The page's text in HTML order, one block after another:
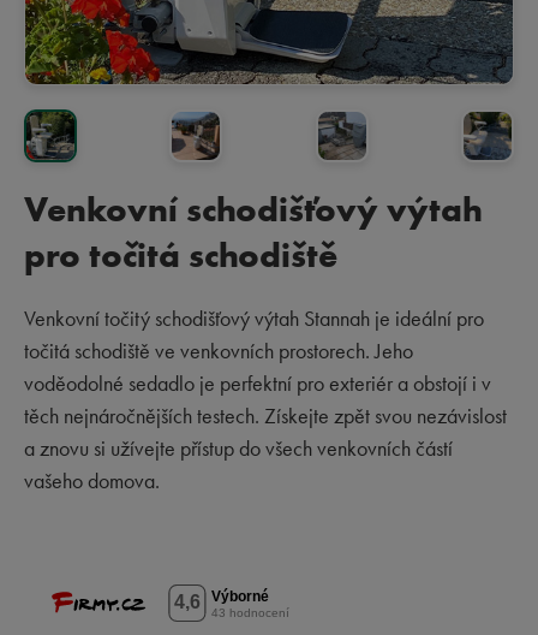
Venkovní schodišťový výtah
pro točitá schodiště
Venkovní točitý schodišťový výtah Stannah je ideální pro
točitá schodiště ve venkovních prostorech. Jeho
voděodolné sedadlo je perfektní pro exteriér a obstojí i v
těch nejnáročnějších testech. Získejte zpět svou nezávislost
a znovu si užívejte přístup do všech venkovních částí
vašeho domova.